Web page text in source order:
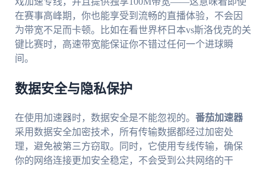
在赛事高峰期，你也能享受到流畅的直播体验，不会因
为带宽不足而卡顿。比如在看世界杯日本vs斯洛伐克的关
键比赛时，高速带宽能保证你不错过任何一个进球瞬
间。
数据安全与隐私保护
在使用加速器时，数据安全是不能忽视的。 番茄加速器
采用数据安全加密技术，所有传输数据都经过加密处
理，避免被第三方窃取。同时，它使用专线传输，确保
你的网络连接更加安全稳定，不会受到公共网络的干